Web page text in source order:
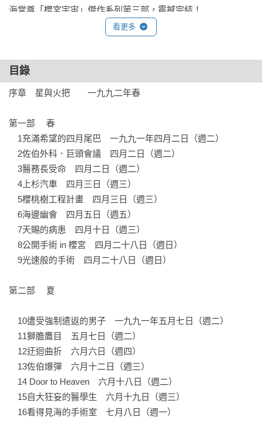
海堂尊「櫻宮宇宙」傑作系列第三部，震撼完結！
看更多
目錄
序章　星與火把　　一九九二年春
第一部	春
1充滿希望的四月尾巴　一九九一年四月二日（週二）
2佐伯外科．巨頭會議　四月二日（週二）
3醫務長受命　四月二日（週二）
4上杉汽車　四月三日（週三）
5櫻桃樹工程計畫　四月三日（週三）
6海邊幽會　四月五日（週五）
7天賜的病患　四月十日（週三）
8公開手術 in 櫻宮　四月二十八日（週日）
9光速般的手術　四月二十八日（週日）
第二部	夏
10遭受強制遣返的男子　一九九一年五月七日（週二）
11獅膽鷹目　五月七日（週二）
12迂迴曲折　六月六日（週四）
13佐伯爆彈　六月十二日（週三）
14 Door to Heaven　六月十八日（週二）
15自大狂妄的醫學生　六月十九日（週三）
16看得見海的手術室　七月八日（週一）